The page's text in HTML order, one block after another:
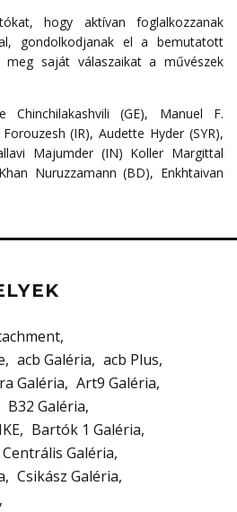
hogy aktívan foglalkozzanak
gondolkodjanak el a bemutatott
meg saját válaszaikat a művészek
Chinchilakashvili (GE), Manuel F.
(IR), Audette Hyder (SYR),
Majumder (IN) Koller Margittal
Nuruzzamann (BD), Enkhtaivan
acb Galéria
acb Plus
Galéria
Art9 Galéria
B32 Galéria
Bartók 1 Galéria
Centrális Galéria
Csikász Galéria